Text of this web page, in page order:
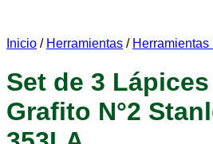
Inicio / Herramientas /
Set de 3
Grafito N°2